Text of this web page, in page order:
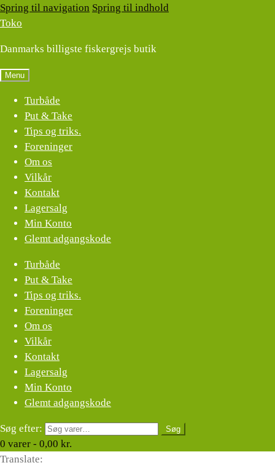
Spring til navigation Spring til indhold
Toko
Danmarks billigste fiskergrejs butik
Menu
Turbåde
Put & Take
Tips og triks.
Foreninger
Om os
Vilkår
Kontakt
Lagersalg
Min Konto
Glemt adgangskode
Turbåde
Put & Take
Tips og triks.
Foreninger
Om os
Vilkår
Kontakt
Lagersalg
Min Konto
Glemt adgangskode
Søg efter: Søg
0 varer - 0,00 kr.
Translate: